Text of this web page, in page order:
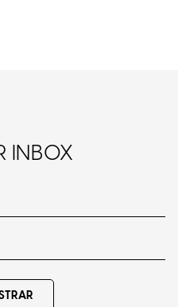
INBOX